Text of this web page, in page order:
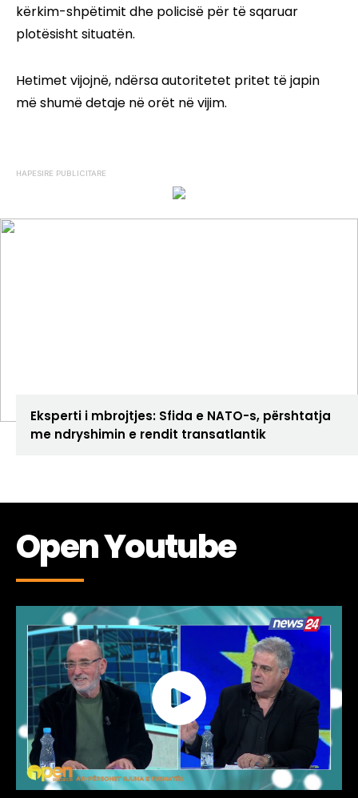
kërkim-shpëtimit dhe policisë për të sqaruar
plotësisht situatën.
Hetimet vijojnë, ndërsa autoritetet pritet të japin
më shumë detaje në orët në vijim.
Eksperti i mbrojtjes: Sfida e NATO-s, përshtatja
me ndryshimin e rendit transatlantik
Open Youtube